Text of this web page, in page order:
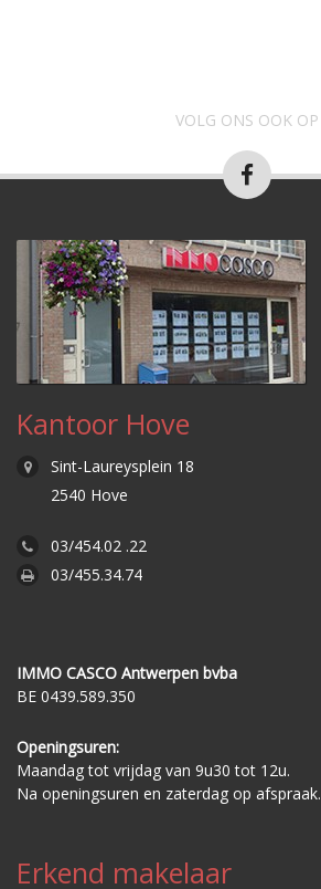
VOLG ONS OOK OP
Kantoor Hove
Sint-Laureysplein 18
2540 Hove
03/454.02 .22
03/455.34.74
IMMO CASCO Antwerpen bvba
BE 0439.589.350
Openingsuren:
Maandag tot vrijdag van 9u30 tot 12u.
Na openingsuren en zaterdag op afspraak.
Erkend makelaar